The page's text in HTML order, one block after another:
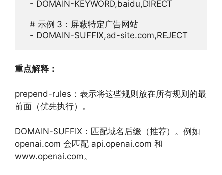
  - DOMAIN-KEYWORD,baidu,DIRECT
  # 示例 3：屏蔽特定广告网站
重点解释：
prepend-rules：表示将这些规则放在所有规则的最
前面（优先执行）。
DOMAIN-SUFFIX：匹配域名后缀（推荐）。例如
openai.com 会匹配 api.openai.com 和
www.openai.com。